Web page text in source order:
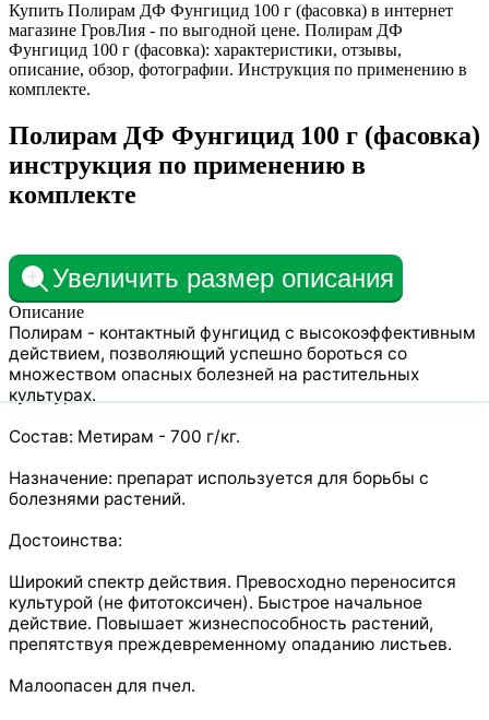
Купить Полирам ДФ Фунгицид 100 г (фасовка) в интернет
магазине ГровЛия - по выгодной цене. Полирам ДФ
Фунгицид 100 г (фасовка): характеристики, отзывы,
описание, обзор, фотографии. Инструкция по применению в
комплекте.
Полирам ДФ Фунгицид 100 г (фасовка)
инструкция по применению в
комплекте
Увеличить размер описания
Описание
Полирам - контактный фунгицид с высокоэффективным
действием, позволяющий успешно бороться со
множеством опасных болезней на растительных
культурах.
Состав: Метирам - 700 г/кг.
Назначение: препарат используется для борьбы с
болезнями растений.
Достоинства:
Широкий спектр действия. Превосходно переносится
культурой (не фитотоксичен). Быстрое начальное
действие. Повышает жизнеспособность растений,
препятствуя преждевременному опаданию листьев.
Малоопасен для пчел.